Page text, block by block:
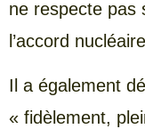
ne respecte pas
l’accord
Il a également
« fidèlement,